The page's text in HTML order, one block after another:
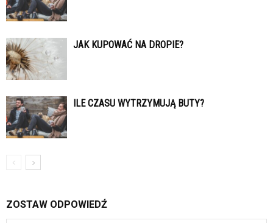
JAK KUPOWAĆ NA DROPIE?
ILE CZASU WYTRZYMUJĄ BUTY?
ZOSTAW ODPOWIEDŹ